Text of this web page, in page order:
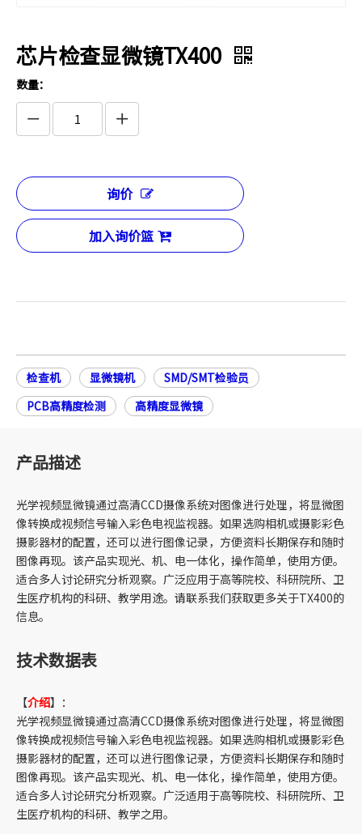
芯片检查显微镜TX400
数量：
询价
加入询价篮
检查机 显微镜机
SMD/SMT检验员
PCB高精度检测
高精度显微镜
产品描述
光学视频显微镜通过高清CCD摄像系统对图像进行处理，将显微图
像转换成视频信号输入彩色电视监视器。如果选购相机或摄影彩色
摄影器材的配置，还可以进行图像记录，方便资料长期保存和随时
图像再现。该产品实现光、机、电一体化，操作简单，使用方便。
适合多人讨论研究分析观察。广泛应用于高等院校、科研院所、卫
生医疗机构的科研、教学用途。请联系我们获取更多关于TX400的
信息。
技术数据表
【介绍】：
光学视频显微镜通过高清CCD摄像系统对图像进行处理，将显微图
像转换成视频信号输入彩色电视监视器。如果选购相机或摄影彩色
摄影器材的配置，还可以进行图像记录，方便资料长期保存和随时
图像再现。该产品实现光、机、电一体化，操作简单，使用方便。
适合多人讨论研究分析观察。广泛适用于高等院校、科研院所、卫
生医疗机构的科研、教学之用。